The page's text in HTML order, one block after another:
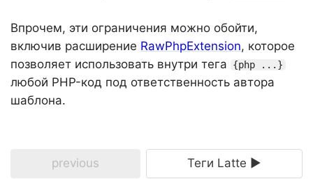
Впрочем, эти ограничения можно обойти,
включив расширение RawPhpExtension, которое
позволяет использовать внутри тега
{php ...}
любой PHP-код под ответственность автора
шаблона.
previous Теги Latte ►